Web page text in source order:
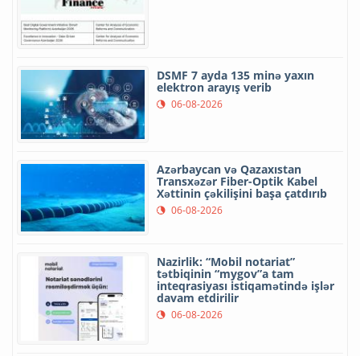
DSMF 7 ayda 135 minə yaxın
elektron arayış verib
06-08-2026
Azərbaycan və Qazaxıstan
Transxəzər Fiber-Optik Kabel
Xəttinin çəkilişini başa çatdırıb
06-08-2026
Nazirlik: “Mobil notariat”
tətbiqinin “mygov”a tam
inteqrasiyası istiqamətində işlər
davam etdirilir
06-08-2026